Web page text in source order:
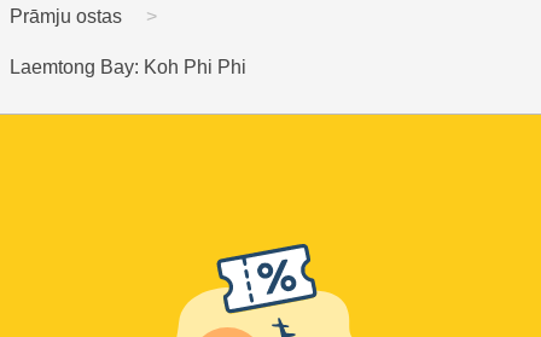
Prāmju ostas
Laemtong Bay: Koh Phi Phi